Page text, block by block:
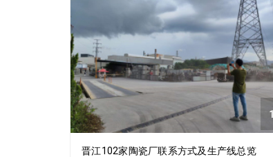
晋江102家陶瓷厂联系方式及生产线总览